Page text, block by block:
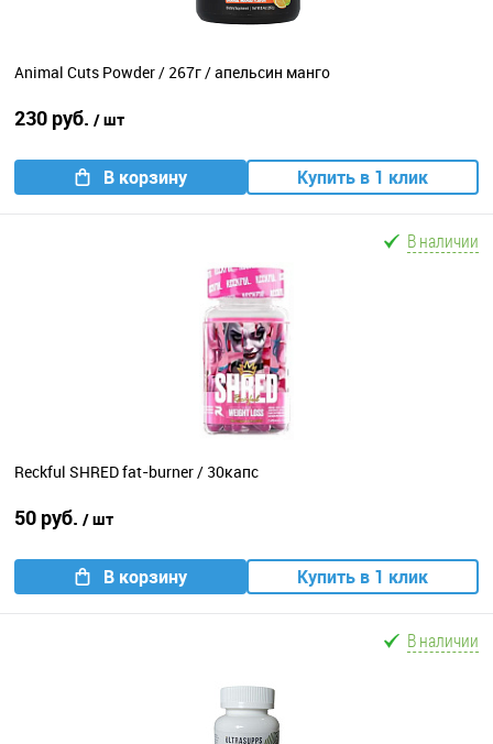
Animal Cuts Powder / 267г / апельсин манго
230 руб. / шт
В корзину Купить в 1 клик
В наличии
Reckful SHRED fat-burner / 30капс
50 руб. / шт
В корзину Купить в 1 клик
В наличии